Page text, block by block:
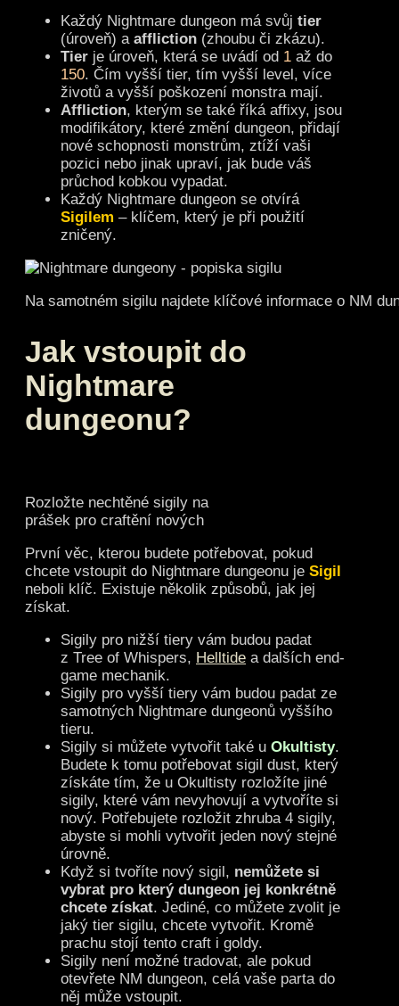
Každý Nightmare dungeon má svůj tier
(úroveň) a affliction (zhoubu či zkázu).
Tier je úroveň, která se uvádí od 1 až do
150. Čím vyšší tier, tím vyšší level, více
životů a vyšší poškození monstra mají.
Affliction, kterým se také říká affixy, jsou
modifikátory, které změní dungeon, přidají
nové schopnosti monstrům, ztíží vaši
pozici nebo jinak upraví, jak bude váš
průchod kobkou vypadat.
Každý Nightmare dungeon se otvírá
Sigilem – klíčem, který je při použití
zničený.
Na samotném sigilu najdete klíčové informace o NM
Jak vstoupit do
Nightmare
dungeonu?
Rozložte nechtěné sigily na
prášek pro craftění nových
První věc, kterou budete potřebovat, pokud
chcete vstoupit do Nightmare dungeonu je Sigil
neboli klíč. Existuje několik způsobů, jak jej
získat.
Sigily pro nižší tiery vám budou padat
z Tree of Whispers, Helltide a dalších end-
game mechanik.
Sigily pro vyšší tiery vám budou padat ze
samotných Nightmare dungeonů vyššího
tieru.
Sigily si můžete vytvořit také u Okultisty.
Budete k tomu potřebovat sigil dust, který
získáte tím, že u Okultisty rozložíte jiné
sigily, které vám nevyhovují a vytvoříte si
nový. Potřebujete rozložit zhruba 4 sigily,
abyste si mohli vytvořit jeden nový stejné
úrovně.
Když si tvoříte nový sigil, nemůžete si
vybrat pro který dungeon jej konkrétně
chcete získat. Jediné, co můžete zvolit je
jaký tier sigilu, chcete vytvořit. Kromě
prachu stojí tento craft i goldy.
Sigily není možné tradovat, ale pokud
otevřete NM dungeon, celá vaše parta do
něj může vstoupit.